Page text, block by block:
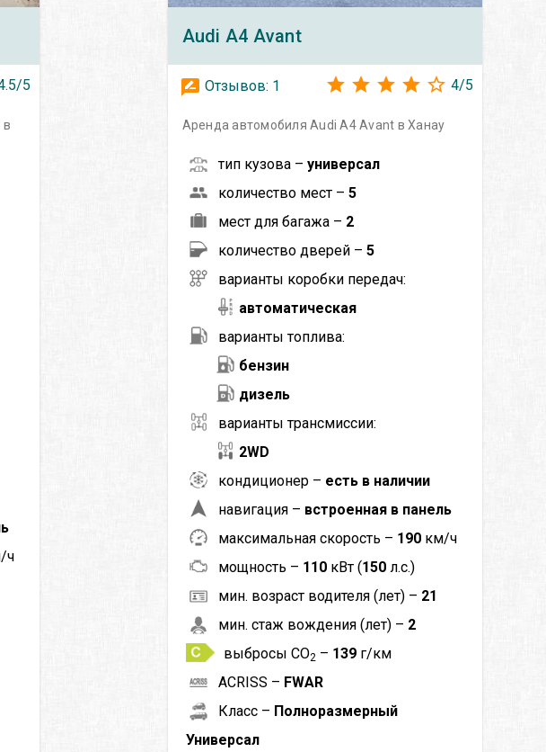
/5
в
ч
Audi A4 Avant
Отзывов: 1 4/5
Аренда автомобиля Audi A4 Avant в Ханау
тип кузова – универсал
количество мест – 5
мест для багажа – 2
количество дверей – 5
варианты коробки передач:
автоматическая
варианты топлива:
бензин
дизель
варианты трансмиссии:
2WD
кондиционер – есть в наличии
навигация – встроенная в панель
максимальная скорость – 190 км/ч
мощность – 110 кВт (150л.с.)
мин. возраст водителя (лет) – 21
мин. стаж вождения (лет) – 2
выбросы CO2 – 139 г/км
ACRISS – FWAR
Класс – Полноразмерный
Универсал